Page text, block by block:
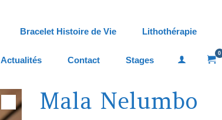
Bracelet Histoire de Vie Lithothérapie
Actualités Contact Stages
0
Mala Nelumbo